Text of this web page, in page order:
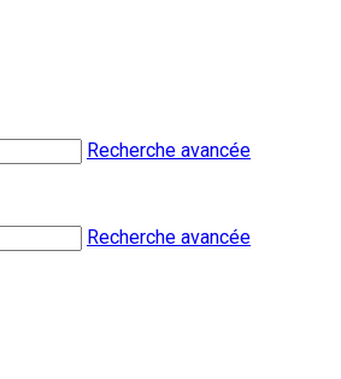
Recherche avancée
Recherche avancée